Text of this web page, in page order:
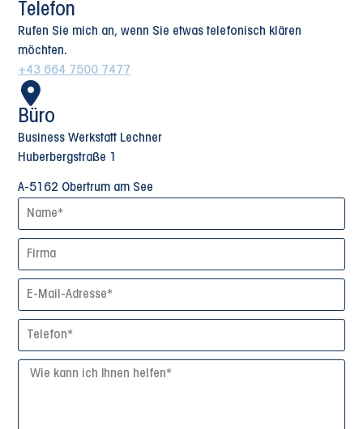
Telefon
Rufen Sie mich an, wenn Sie etwas telefonisch klären
möchten.
+43 664 7500 7477
Büro
Business Werkstatt Lechner
Huberbergstraße 1
A-5162 Obertrum am See